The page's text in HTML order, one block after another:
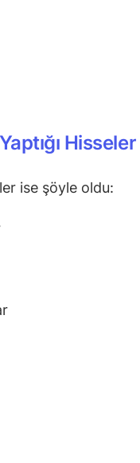
Hisseler
ise şöyle oldu: